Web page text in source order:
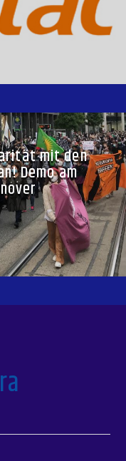
mit den
Demo am